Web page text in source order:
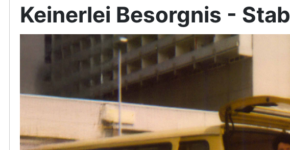
Keinerlei Besorgnis - Stab